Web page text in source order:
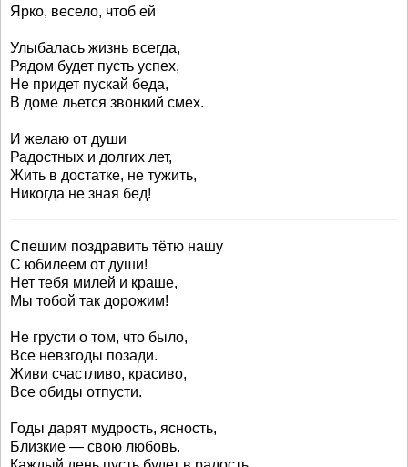
Ярко, весело, чтоб ей
Улыбалась жизнь всегда,
Рядом будет пусть успех,
Не придет пускай беда,
В доме льется звонкий смех.
И желаю от души
Радостных и долгих лет,
Жить в достатке, не тужить,
Никогда не зная бед!
Спешим поздравить тётю нашу
С юбилеем от души!
Нет тебя милей и краше,
Мы тобой так дорожим!
Не грусти о том, что было,
Все невзгоды позади.
Живи счастливо, красиво,
Все обиды отпусти.
Годы дарят мудрость, ясность,
Близкие — свою любовь.